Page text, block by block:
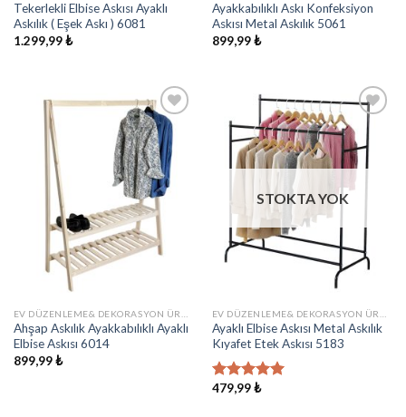
Tekerlekli Elbise Askısı Ayaklı
Askılık ( Eşek Askı ) 6081
1.299,99₺
Ayakkabılıklı Askı Konfeksiyon
Askısı Metal Askılık 5061
899,99₺
İstek
Listeme
Ekle
Ahşap Askılık Ayakkabılıklı Ayaklı
Elbise Askısı 6014
899,99₺
İstek
Listeme
Ekle
STOKTA YOK
Ayaklı Elbise Askısı Metal Askılık
Kıyafet Etek Askısı 5183
5 üzerinden
479,99₺